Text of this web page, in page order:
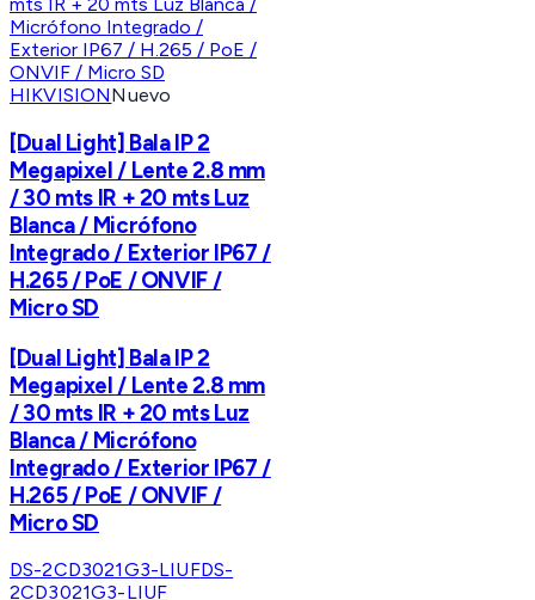
HIKVISIONNuevo
[Dual Light] Bala IP 2
Megapixel / Lente 2.8 mm
/ 30 mts IR + 20 mts Luz
Blanca / Micrófono
Integrado / Exterior IP67 /
H.265 / PoE / ONVIF /
Micro SD
[Dual Light] Bala IP 2
Megapixel / Lente 2.8 mm
/ 30 mts IR + 20 mts Luz
Blanca / Micrófono
Integrado / Exterior IP67 /
H.265 / PoE / ONVIF /
Micro SD
DS-2CD3021G3-LIUFDS-
2CD3021G3-LIUF